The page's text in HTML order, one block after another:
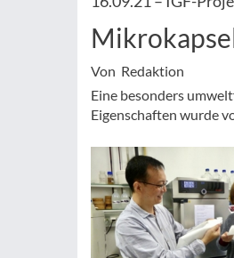
Von Redaktion
Eine besonders
Eigenschaften wurde